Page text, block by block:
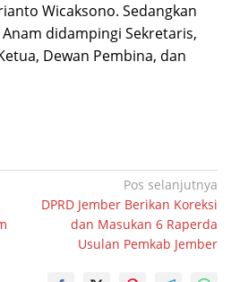
Wicaksono. Sedangkan
Anam didampingi Sekretaris,
Dewan Pembina, dan
Pos selanjutnya
DPRD Jember Berikan Koreksi
dan Masukan 6 Raperda
Usulan Pemkab Jember